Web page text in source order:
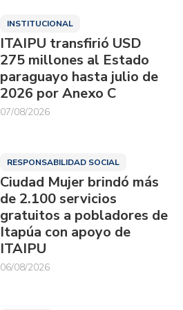
INSTITUCIONAL
ITAIPU transfirió USD
275 millones al Estado
paraguayo hasta julio de
2026 por Anexo C
07/08/2026
RESPONSABILIDAD SOCIAL
Ciudad Mujer brindó más
de 2.100 servicios
gratuitos a pobladores de
Itapúa con apoyo de
ITAIPU
06/08/2026